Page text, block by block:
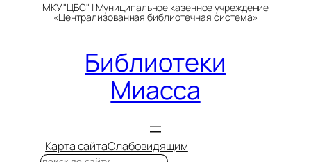
МКУ "ЦБС" | Муниципальное казенное учреждение
«Централизованная библиотечная система»
Библиотеки
Миасса
Карта сайтаСлабовидящим
Поиск